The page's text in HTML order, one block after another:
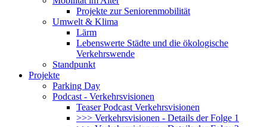
Projekte zur Seniorenmobilität
Umwelt & Klima
Lärm
Lebenswerte Städte und die ökologische
Verkehrswende
Standpunkt
Projekte
Parking Day
Podcast - Verkehrsvisionen
Teaser Podcast Verkehrsvisionen
>>> Verkehrsvisionen - Details der Folge 1